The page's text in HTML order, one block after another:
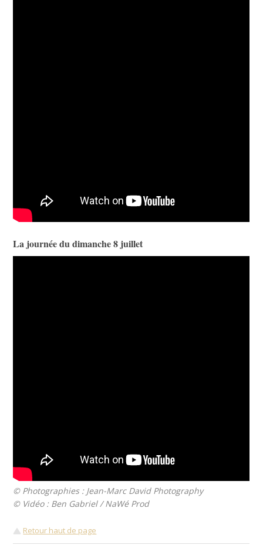
La journée du dimanche 8 juillet
© Photographies : Jean-Marc David Photography
© Vidéo : Ben Gabriel / NaWé Prod
Retour haut de page